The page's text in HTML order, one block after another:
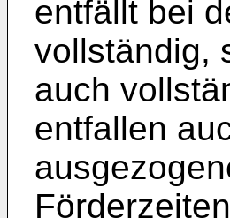
entfällt bei
vollständig,
auch
entfallen